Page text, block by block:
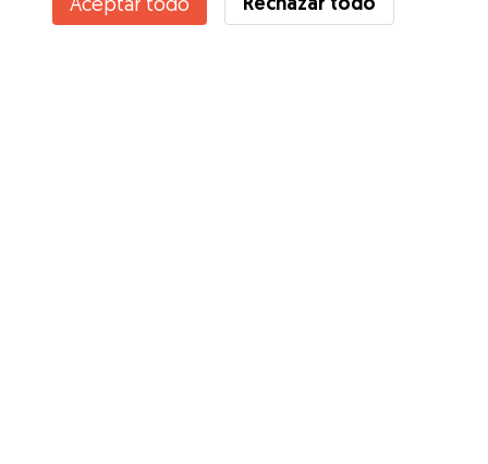
¿Conoces los Beneficios de Gudog? Ver más